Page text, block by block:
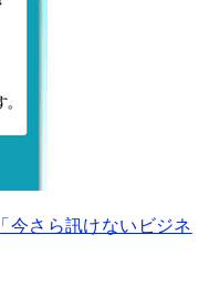
「今さら訊けないビジネ